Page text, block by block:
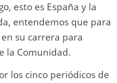
esto es España y la
entendemos que para
su carrera para
la Comunidad.
los cinco periódicos de